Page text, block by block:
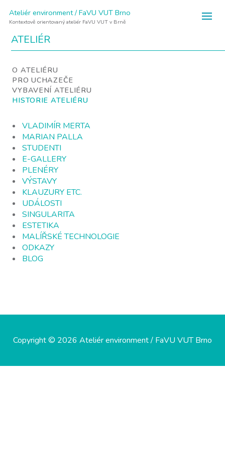
Ateliér environment / FaVU VUT Brno
Kontextově orientovaný ateliér FaVU VUT v Brně
ATELIÉR
O ATELIÉRU
PRO UCHAZEČE
VYBAVENÍ ATELIÉRU
HISTORIE ATELIÉRU
VLADIMÍR MERTA
MARIAN PALLA
STUDENTI
E-GALLERY
PLENÉRY
VÝSTAVY
KLAUZURY ETC.
UDÁLOSTI
SINGULARITA
ESTETIKA
MALÍŘSKÉ TECHNOLOGIE
ODKAZY
BLOG
Copyright © 2026 Ateliér environment / FaVU VUT Brno